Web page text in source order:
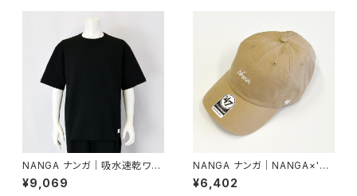
NANGA ナンガ｜吸水速乾ワッ
フル半袖Tシャツ｜エアフレック
ス ワッフル ショートスリーブ T
¥9,069
NANGA ナンガ｜NANGA×'47
コットンキャップ｜ユニセックス
n2502-3a100z カーキー
¥6,402